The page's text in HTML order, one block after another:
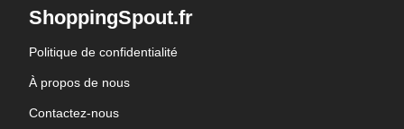
ShoppingSpout.fr
Politique de confidentialité
À propos de nous
Contactez-nous